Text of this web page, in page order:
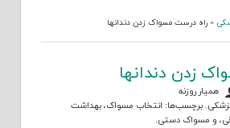
» راه درست مسواک زدن دندانها
زدن دندانها
همیار روزنه
. برچسب‌ها: انتخاب مسواک،بهداشت
، و مسواک دستی.